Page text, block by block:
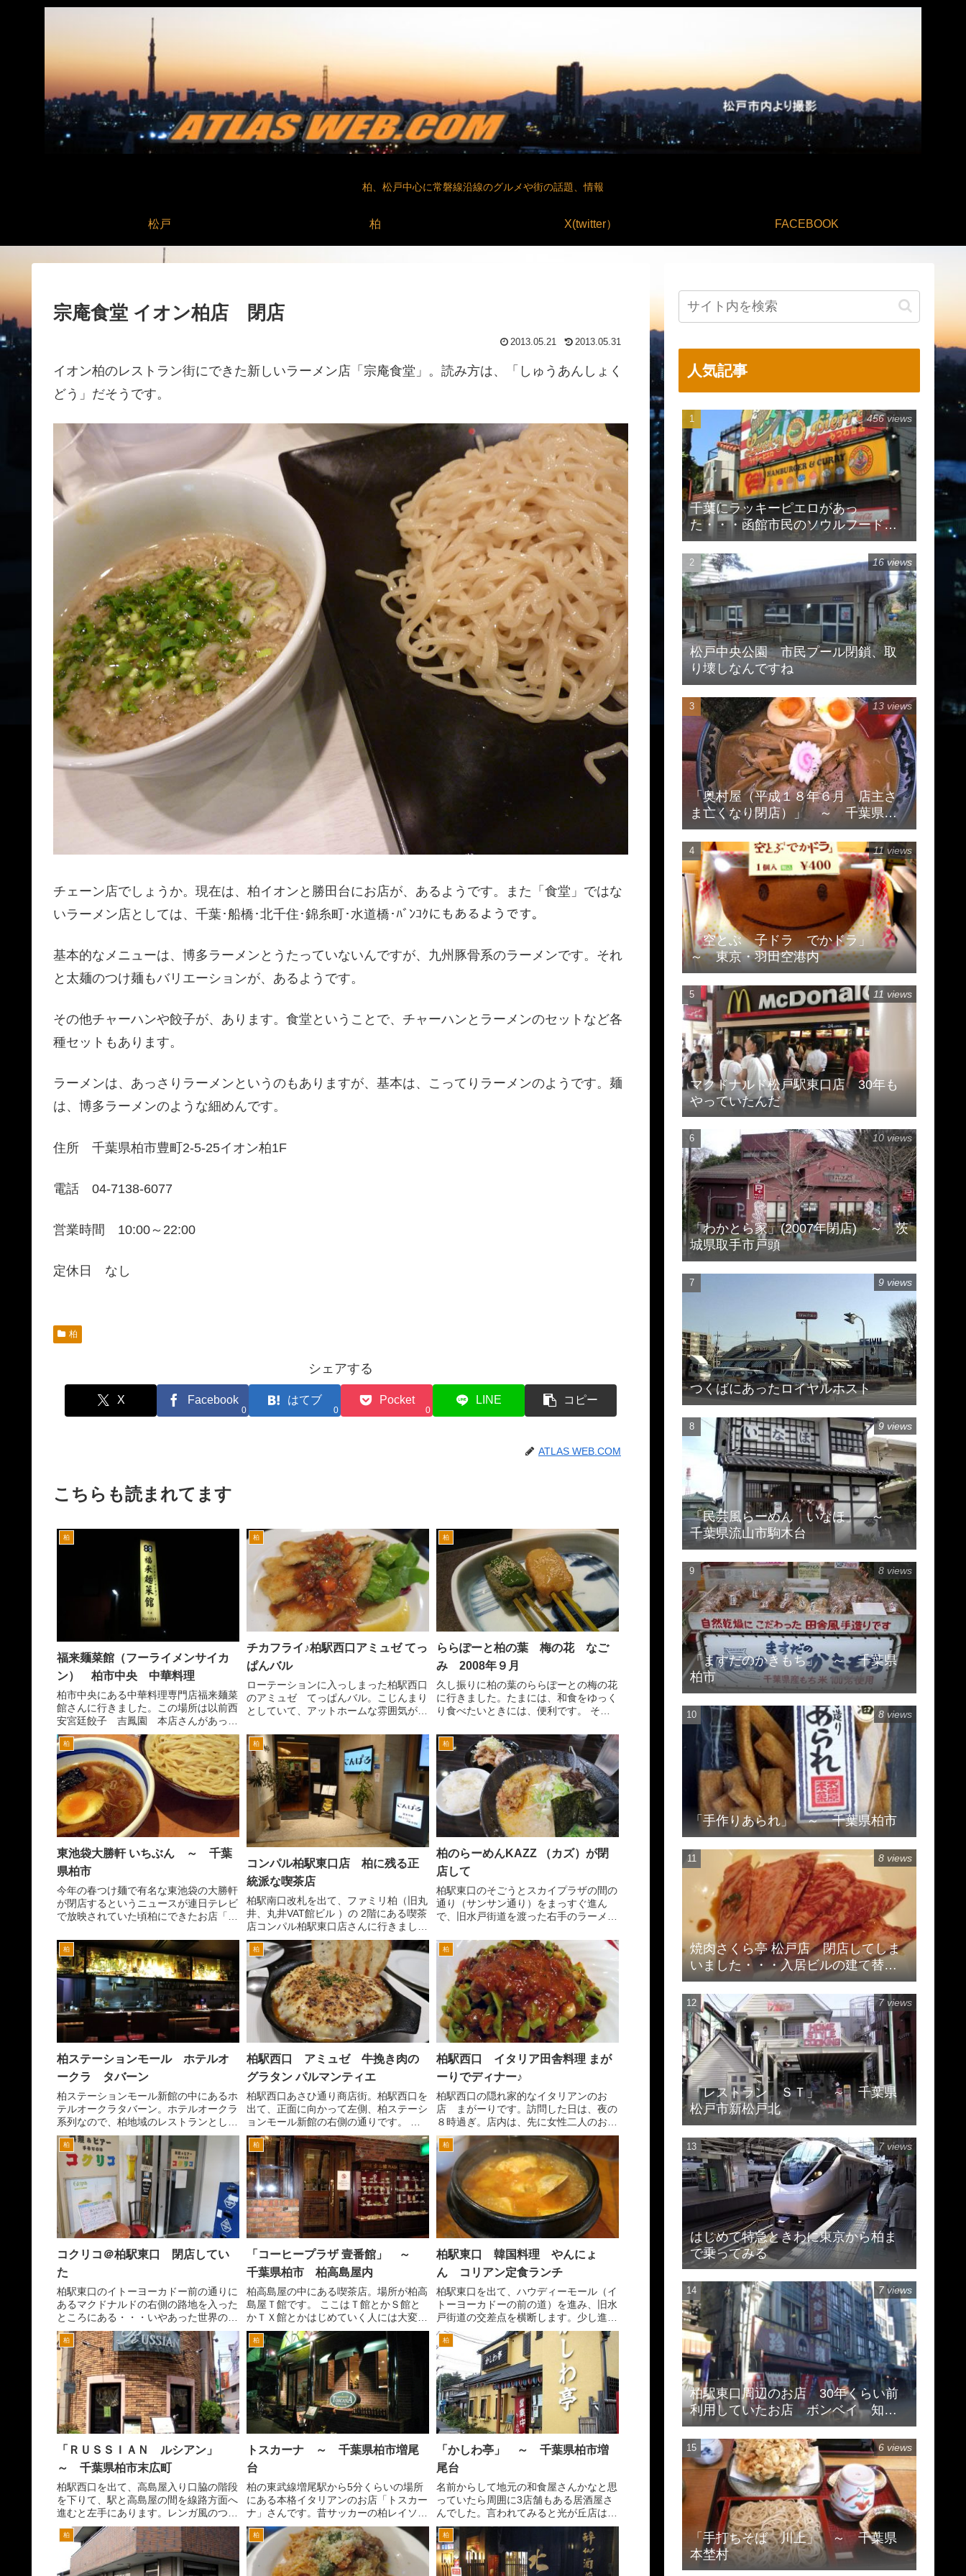
柏、松戸中心に常磐線沿線のグルメや街の話題、情報
松戸 柏 X(twitter） FACEBOOK
宗庵食堂 イオン柏店 閉店
2013.05.21 2013.05.31
イオン柏のレストラン街にできた新しいラーメン店「宗庵食堂」。読み方は、「しゅうあんしょく
どう」だそうです。
チェーン店でしょうか。現在は、柏イオンと勝田台にお店が、あるようです。また「食堂」ではな
いラーメン店としては、千葉･船橋･北千住･錦糸町･水道橋･ﾊﾞﾝｺｸにもあるようです。
基本的なメニューは、博多ラーメンとうたっていないんですが、九州豚骨系のラーメンです。それ
と太麺のつけ麺もバリエーションが、あるようです。
その他チャーハンや餃子が、あります。食堂ということで、チャーハンとラーメンのセットなど各
種セットもあります。
ラーメンは、あっさりラーメンというのもありますが、基本は、こってりラーメンのようです。麺
は、博多ラーメンのような細めんです。
住所 千葉県柏市豊町2-5-25イオン柏1F
電話 04-7138-6077
営業時間 10:00～22:00
定休日 なし
柏
シェアする
X Facebook
0
はてブ
0
Pocket
0
LINE コピー
ATLAS WEB.COM
こちらも読まれてます
柏
福来麺菜館（フーライメンサイカ
ン） 柏市中央 中華料理
柏市中央にある中華料理専門店福来麺菜
館さんに行きました。この場所は以前西
安宮廷餃子 吉鳳園 本店さんがあった
場所ですです。 西安宮廷餃子 吉鳳
園 本店さんの宮廷餃子とは、昔の中国
の宮廷で帝に供されていた餃子と言わ
れ、餃子の皮色をつけたり、形...
柏
チカフライ♪柏駅西口アミュゼ てっ
ぱんバル
ローテーションに入っしまった柏駅西口
のアミュゼ てっぱんバル。こじんまり
としていて、アットホームな雰囲気がお
閒あたり、柏ステーションモール新館の
前の道「あさひ通り」を国道6号方面に
歩いていきます。2分ぐ...
柏
ららぽーと柏の葉 梅の花 なご
み 2008年９月
久し振りに柏の葉のららぽーとの梅の花
に行きました。たまには、和食をゆっく
り食べたいときには、便利です。 そん
いです。 せっかくならば、お座敷が、
空いているとよいな・・・と思いつつ入
ってみると、なんとかあい...
柏
東池袋大勝軒 いちぶん ～ 千葉
県柏市
今年の春つけ麺で有名な東池袋の大勝軒
が閉店するというニュースが連日テレビ
で放映されていた頃柏にできたお店「い
すが、東池袋大勝軒との文字も並びま
す。 柏周辺は、茨城大勝軒系のお店が
複数店舗展開している中にこ...
柏
コンパル柏駅東口店 柏に残る正
統派な喫茶店
柏駅南口改札を出て、ファミリ柏（旧丸
井、丸井VAT館ビル ）の 2階にある喫茶
店コンパル柏駅東口店さんに行きまし
た。 もともと柏駅は中央改札口しか
ありませんでした。（南口改札口開業は
1999年） そのためコンパルのある丸
井館は、東口から...
柏
柏のらーめんKAZZ （カズ）が閉
店して
柏駅東口のそごうとスカイプラザの間の
通り（サンサン通り）をまっすぐ進ん
で、旧水戸街道を渡った右手のラーメン
というか、行ったら違う店になってい
た。 カズさんのリポートをアップす
る前に閉店しちゃった。最...
柏
柏ステーションモール ホテルオ
ークラ タバーン
柏ステーションモール新館の中にあるホ
テルオークラタバーン。ホテルオークラ
系列なので、柏地域のレストランとして
は、ちょっと予算が高めを覚悟していき
ましょう。 お値段なりの雰囲気、料
理がでてきますので、それなりに納得が
できるかと思います。 ...
柏
柏駅西口 アミュゼ 牛挽き肉の
グラタン パルマンティエ
柏駅西口あさひ通り商店街。柏駅西口を
出て、正面に向かって左側、柏ステーシ
ョンモール新館の右側の通りです。 レ
ストランから居酒屋、らーめん屋、キャ
バクラまでさまざまな飲食店が集まって
います。入れ替わりも結構多く、飲食店
が多い分競争も激しいもの...
柏
柏駅西口 イタリア田舎料理 まが
ーりでディナー♪
柏駅西口の隠れ家的なイタリアンのお
店 まがーりです。訪問した日は、夜の
８時過ぎ。店内は、先に女性二人のお客
様がいらっしゃいました。 以前訪問し
たときは、ご夫婦というお二人でした
が、今日は店主の方とまがーりのシャツ
を着たお兄さんでした。 さて...
柏
コクリコ＠柏駅東口 閉店してい
た
柏駅東口のイトーヨーカドー前の通りに
あるマクドナルドの右側の路地を入った
ところにある・・・いやあった世界のビ
ールが飲めるコクリコが、閉店してい
た。本当にランチタイムではお世話にな
ったので、とても残念です。 僕がサ
ラリーマンになった頃からあ...
柏
「コーヒープラザ 壹番館」 ～
千葉県柏市 柏高島屋内
柏高島屋の中にある喫茶店。場所が柏高
島屋Ｔ館です。 ここはＴ館とかＳ館と
かＴＸ館とかはじめていく人には大変わ
かりづらいんです。要するに専門店街じ
ゃなくて、いわゆるデパートの高島屋の
中にある喫茶店です。 場所が面白く
て、３階と２階の中間にあり...
柏
柏駅東口 韓国料理 やんにょ
ん コリアン定食ランチ
柏駅東口を出て、ハウディーモール（イ
トーヨーカドーの前の道）を進み、旧水
戸街道の交差点を横断します。少し進む
と初めて左折できる路地が、長全寺商店
街です。左折してすぐ左手にこの看板が
あります。韓国創作料理 ヤンニョン。
ランチメニューは、い...
柏
「ＲＵＳＳＩＡＮ ルシアン」
～ 千葉県柏市末広町
柏駅西口を出て、高島屋入り口脇の階段
を下りて、駅と高島屋の間を線路方面へ
進むと左手にあります。レンガ風のつく
りに、青銅をモチーフにした装飾などち
ょっと落ち着いた雰囲気のお店です。
こちらは、ＣＡＦＥ＆ＢＡＲと看板にあ
るように、昼は喫茶、軽食...
柏
トスカーナ ～ 千葉県柏市増尾
台
柏の東武線増尾駅から5分くらいの場所
にある本格イタリアンのお店「トスカー
ナ」さんです。昔サッカーの柏レイソル
が、ＪＦＬからＪリーグ加盟の際に助っ
人として加入した元ブラジル代表のカレ
カが、やってるお店という噂がありまし
たが、行く前に閉店となっ...
柏
「かしわ亭」 ～ 千葉県柏市増
尾台
名前からして地元の和食屋さんかなと思
っていたら周囲に3店舗もある居酒屋さ
んでした。言われてみると光が丘店は、
つくしが丘と中原の方から来る道が交差
する光が丘の交差点にあります。逆井店
は、逆井駅から踏み切りを横断して藤心
方面へ行くとすぐ右手にあ...
柏 柏 柏
人気記事
千葉にラッキーピエロがあっ
た・・・函館市民のソウルフードで
有名
456 views
松戸中央公園 市民プール閉鎖、取
り壊しなんですね
16 views
「奥村屋（平成１８年６月 店主さ
ま亡くなり閉店）」 ～ 千葉県柏
市豊住
13 views
「空とぶ 子ドラ でかドラ」
～ 東京・羽田空港内
11 views
マクドナルド松戸駅東口店 30年も
やっていたんだ
11 views
「わかとら家」(2007年閉店) ～ 茨
城県取手市戸頭
10 views
つくばにあったロイヤルホスト
9 views
「民芸風らーめん いなほ」 ～
千葉県流山市駒木台
9 views
「ますだのかきもち」 ～ 千葉県
柏市
8 views
「手作りあられ」 ～ 千葉県柏市
8 views
焼肉さくら亭 松戸店 閉店してしま
いました・・・入居ビルの建て替え
のため
8 views
「レストラン ＳＴ」 ～ 千葉県
松戸市新松戸北
7 views
はじめて特急ときわに東京から柏ま
で乗ってみる
7 views
柏駅東口周辺のお店 30年くらい前
利用していたお店 ボンベイ 知味
斎 珍来
7 views
「手打ちそば 川上」 ～ 千葉県
本埜村
6 views